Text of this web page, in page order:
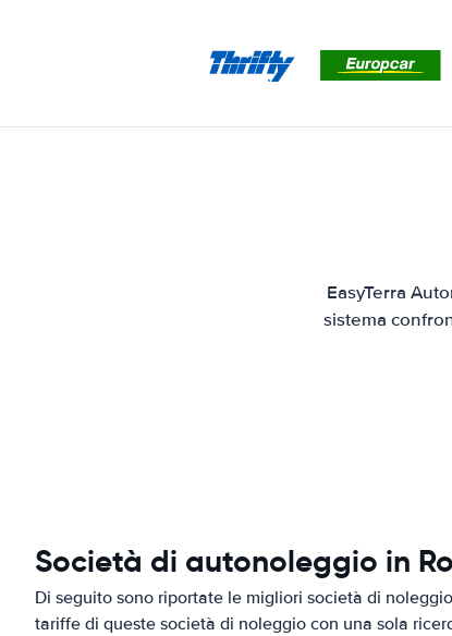
EasyTerra
sistema
Società di autonoleggio in
Di seguito sono riportate le migliori società di
tariffe di queste società di noleggio con una sola